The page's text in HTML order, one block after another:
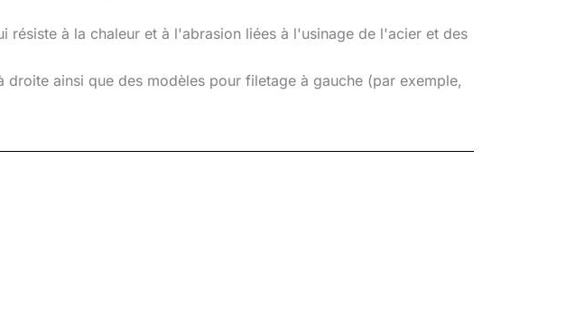
résiste à la chaleur et à l'abrasion liées à l'usinage de l'acier et des
ainsi que des modèles pour filetage à gauche (par exemple,